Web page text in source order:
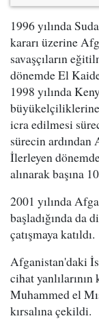
1996 yılında
kararı üzerine
savaşçıların
dönemde El
1998 yılında
büyükelçiliklerine
icra edilmesi
sürecin ardından
İlerleyen
alınarak başına
2001 yılında
başladığında da
çatışmaya katıldı.
Afganistan'daki
cihat
Muhammed el
kırsalına çekildi.